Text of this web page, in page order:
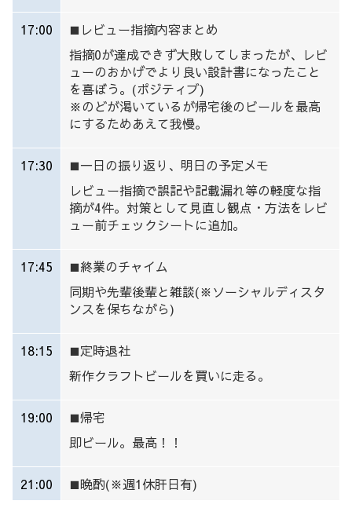
17:00 ■ レビュー指摘内容まとめ
指摘0が達成できず大敗してしまったが、レビ
ューのおかげでより良い設計書になったこと
を喜ぼう。(ポジティブ)
※のどが渇いているが帰宅後のビールを最高
にするためあえて我慢。
17:30 ■一日の振り返り、明日の予定メモ
レビュー指摘で誤記や記載漏れ等の軽度な指
摘が4件。対策として見直し観点・方法をレビ
ュー前チェックシートに追加。
17:45 ■終業のチャイム
同期や先輩後輩と雑談(※ソーシャルディスタ
ンスを保ちながら)
18:15 ■定時退社
新作クラフトビールを買いに走る。
19:00 ■帰宅
即ビール。最高！！
21:00 ■晩酌(※週1休肝日有)